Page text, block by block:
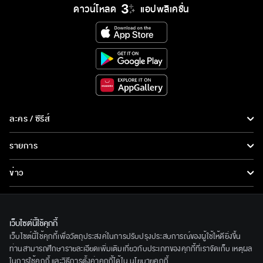
ดาวน์โหลด แอปพลิเคชั่น
ละคร / ซีรีส์
ละคร/ซีรีส์
ซีรีส์นานาชาติ
การ์ตูน & เกม
รายการ
รายการทั้งหมด
ข่าว
ข่าวทั้งหมด
ข่าวประชาสัมพันธ์
ทีวีออนไลน์
เกี่ยวกับเรา
BEC World
ติดตามเราได้ที่
เว็บไซต์นี้ใช้คุกกี้
เว็บไซต์นี้ใช้คุกกี้เพื่อวัตถุประสงค์ในการปรับปรุงประสบการณ์ของผู้ใช้ให้ดียิ่งขึ้น
ท่านสามารถศึกษารายละเอียดเพิ่มเติมเกี่ยวกับประเภทของคุกกี้ที่เราจัดเก็บ เหตุผล